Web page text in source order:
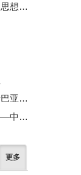
伟大征程丨延安整风：一次深刻的马克思主义思想教育运动
中铝集团董事长段向东与蒙古国副总理诺木泰巴亚尔举行会谈
锻造无愧时代无愧使命的世界一流新质产能——中国有色金属工业的战略应对与破局之道（二）
更多